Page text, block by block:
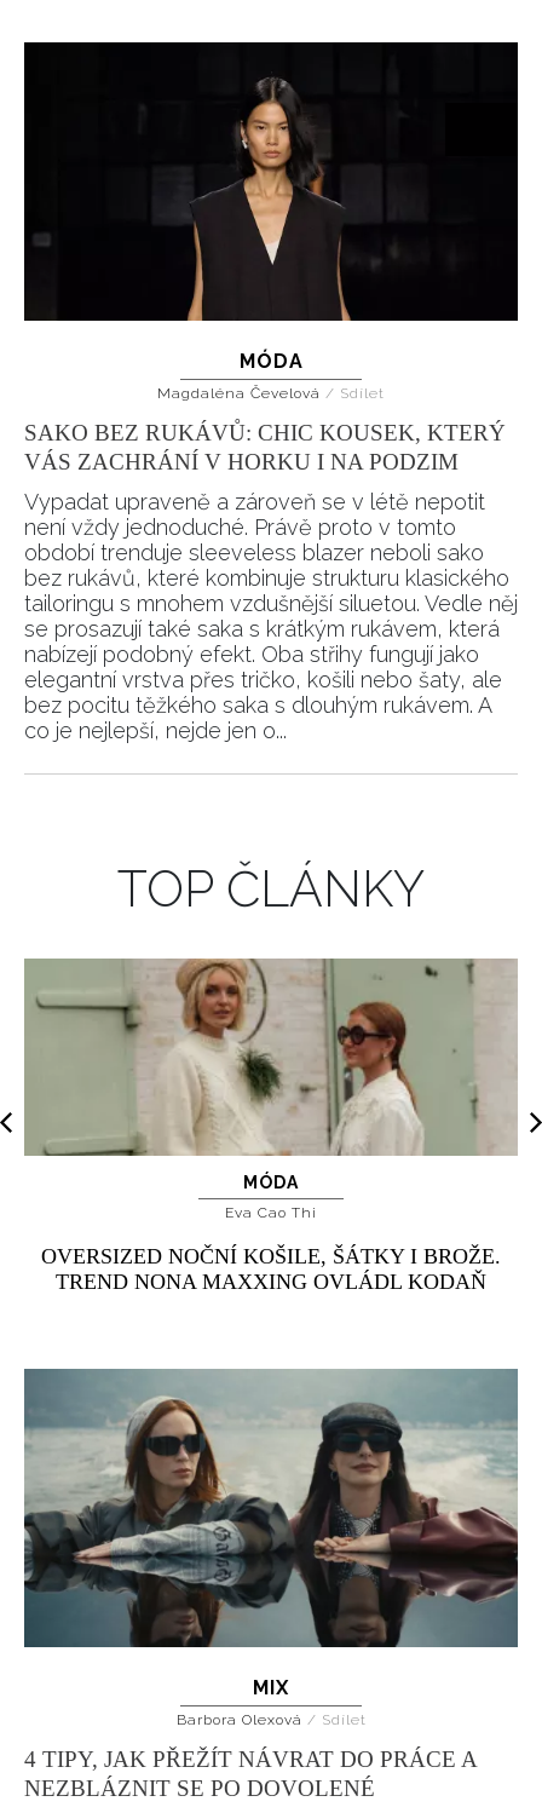
MÓDA
Magdaléna Čevelová / Sdílet
SAKO BEZ RUKÁVŮ: CHIC KOUSEK, KTERÝ
VÁS ZACHRÁNÍ V HORKU I NA PODZIM
Vypadat upraveně a zároveň se v létě nepotit
není vždy jednoduché. Právě proto v tomto
období trenduje sleeveless blazer neboli sako
bez rukávů, které kombinuje strukturu klasického
tailoringu s mnohem vzdušnější siluetou. Vedle něj
se prosazují také saka s krátkým rukávem, která
nabízejí podobný efekt. Oba střihy fungují jako
elegantní vrstva přes tričko, košili nebo šaty, ale
bez pocitu těžkého saka s dlouhým rukávem. A
co je nejlepší, nejde jen o...
TOP ČLÁNKY
MÓDA
Eva Cao Thi
OVERSIZED NOČNÍ KOŠILE, ŠÁTKY I BROŽE.
TREND NONA MAXXING OVLÁDL KODAŇ
MIX
Barbora Olexová / Sdílet
4 TIPY, JAK PŘEŽÍT NÁVRAT DO PRÁCE A
NEZBLÁZNIT SE PO DOVOLENÉ